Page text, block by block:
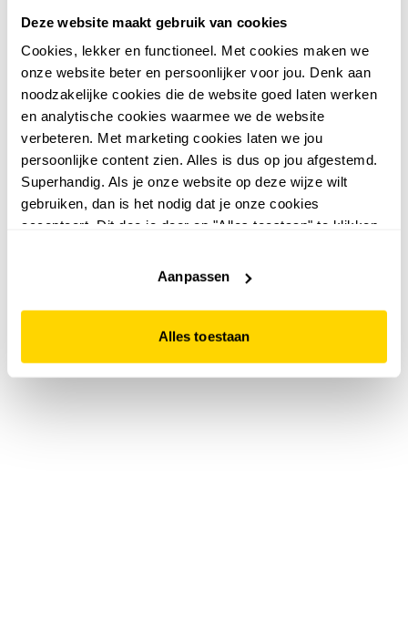
Deze website maakt gebruik van cookies
Cookies, lekker en functioneel. Met cookies maken we
onze website beter en persoonlijker voor jou. Denk aan
noodzakelijke cookies die de website goed laten werken
en analytische cookies waarmee we de website
verbeteren. Met marketing cookies laten we jou
persoonlijke content zien. Alles is dus op jou afgestemd.
Superhandig. Als je onze website op deze wijze wilt
gebruiken, dan is het nodig dat je onze cookies
accepteert. Dit doe je door op "Alles toestaan" te klikken.
website niet optimaal functioneert.
Aanpassen
Alles toestaan